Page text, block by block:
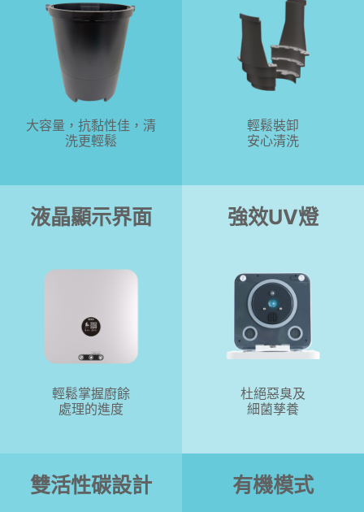
大容量，抗黏性佳，清
洗更輕鬆
輕鬆裝卸
安心清洗
液晶顯示界面
輕鬆掌握廚餘
處理的進度
強效UV燈
杜絕惡臭及
細菌孳養
雙活性碳設計 有機模式